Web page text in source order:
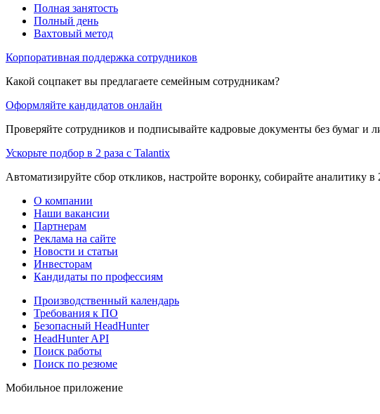
Полная занятость
Полный день
Вахтовый метод
Корпоративная поддержка сотрудников
Какой соцпакет вы предлагаете семейным сотрудникам?
Оформляйте кандидатов онлайн
Проверяйте сотрудников и подписывайте кадровые документы без бумаг и
Ускорьте подбор в 2 раза с Talantix
Автоматизируйте сбор откликов, настройте воронку, собирайте аналитику в
О компании
Наши вакансии
Партнерам
Реклама на сайте
Новости и статьи
Инвесторам
Кандидаты по профессиям
Производственный календарь
Требования к ПО
Безопасный HeadHunter
HeadHunter API
Поиск работы
Поиск по резюме
Мобильное приложение